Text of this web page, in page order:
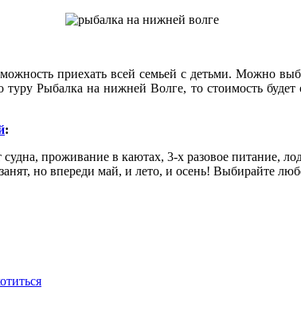
приехать всей семьей с детьми. Можно
Рыбалка на нижней Волге, то стоимость
:
проживание в каютах, 3-х разовое питание,
но впереди май, и лето, и осень! Выбирайте